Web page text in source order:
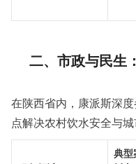
二、市政与民生
在陕西省内，康派斯深
点解决农村饮水安全与城
典型